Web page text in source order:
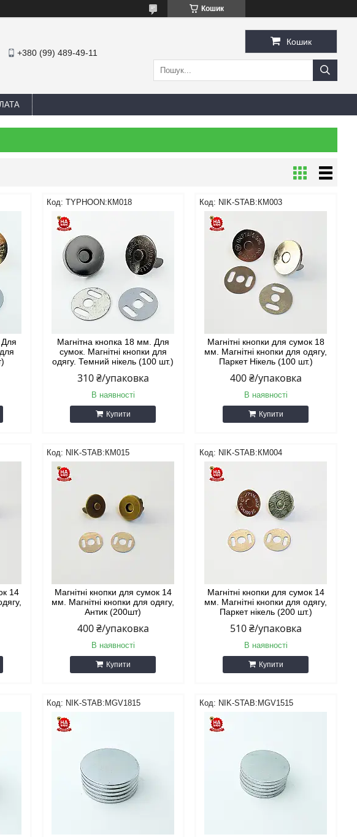
Кошик
+380 (99) 489-49-11
Кошик
Для
TYPHOON:КМ018
Магнітна кнопка 18 мм. Для
сумок. Магнітні кнопки для
одягу. Темний нікель (100 шт.)
310 ₴/упаковка
В наявності
Купити
NIK-STAB:КМ003
Магнітні кнопки для сумок 18
мм. Магнітні кнопки для одягу,
Паркет Нікель (100 шт.)
400 ₴/упаковка
В наявності
Купити
14
NIK-STAB:КМ015
Магнітні кнопки для сумок 14
мм. Магнітні кнопки для одягу,
Антик (200шт)
400 ₴/упаковка
В наявності
Купити
NIK-STAB:КМ004
Магнітні кнопки для сумок 14
мм. Магнітні кнопки для одягу,
Паркет нікель (200 шт.)
510 ₴/упаковка
В наявності
Купити
NIK-STAB:MGV1815 NIK-STAB:MGV1515